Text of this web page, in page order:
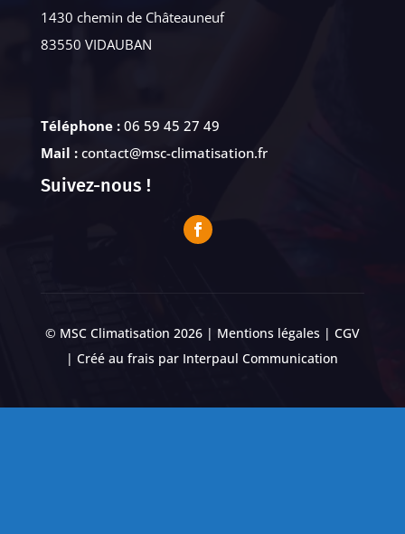
1430 chemin de Châteauneuf
83550 VIDAUBAN
Téléphone : 06 59 45 27 49
Mail :contact@msc-climatisation.fr
Suivez-nous !
© MSC Climatisation 2026 | Mentions légales| CGV
| Créé au frais par Interpaul Communication